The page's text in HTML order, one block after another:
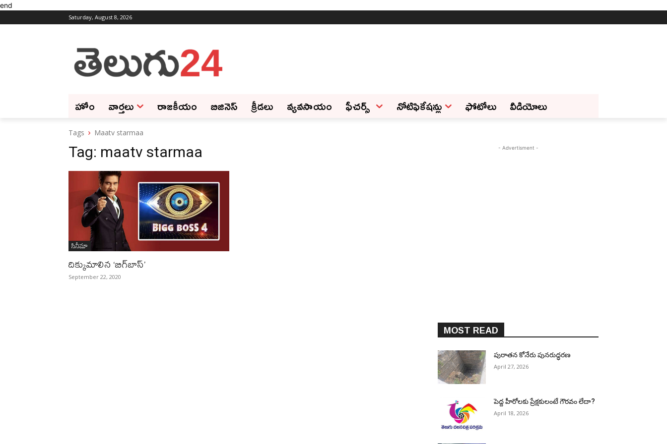
end
Saturday, August 8, 2026
హోం వార్తలు రాజకీయం బిజినెస్‌ క్రీడలు వ్యవసాయం ఫీచ‌ర్స్ ‌ నోటిఫికేషన్లు ఫోటోలు వీడియోలు
Tags Maatv starmaa
Tag: maatv starmaa
సినీమా
దిక్కుమాలిన ‘బిగ్‌బాస్‌’
September 22, 2020
- Advertisment -
MOST READ
పురాత‌న కోనేరు పున‌రుద్ధ‌ర‌ణ
April 27, 2026
పెద్ద హీరోల‌కు ప్రేక్ష‌కులంటే గౌర‌వం లేదా?
April 18, 2026